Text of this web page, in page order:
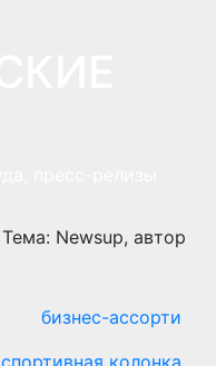
Тема: Newsup, автор
бизнес-ассорти
спортивная колонка